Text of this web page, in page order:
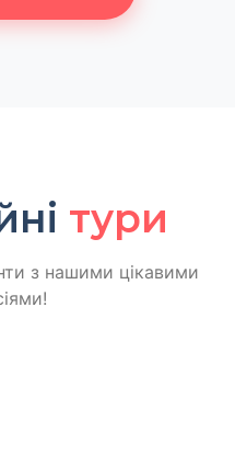
тури
з нашими цікавими